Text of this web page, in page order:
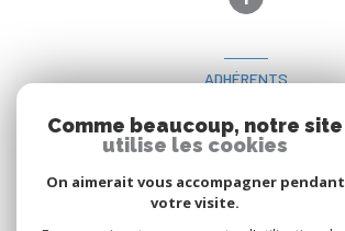
ADHÉRENTS
Nous adhérons
Comme beaucoup, notre site
utilise les cookies
On aimerait vous accompagner pendant
votre visite.